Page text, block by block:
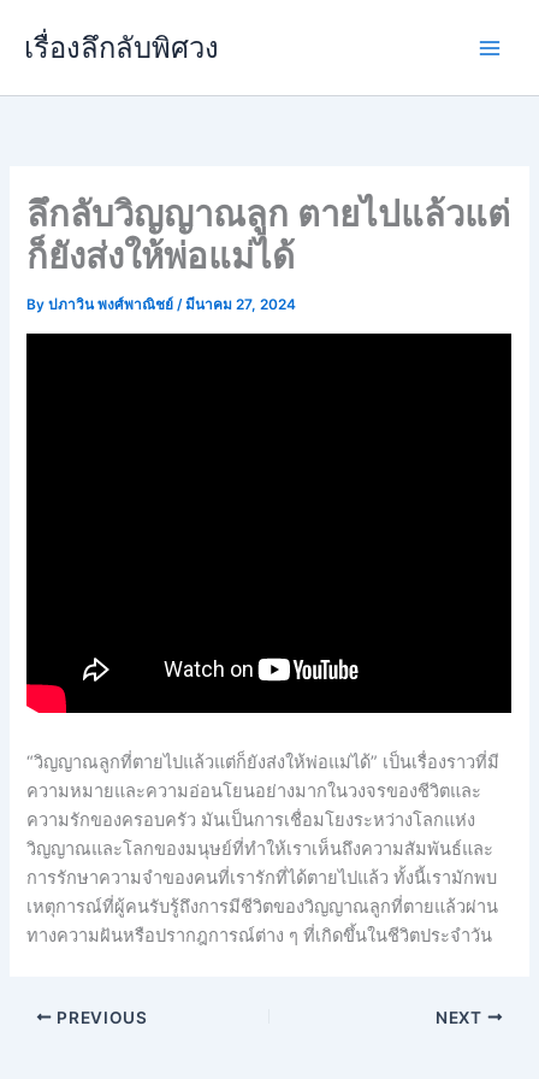
เรื่องลึกลับพิศวง
ลึกลับวิญญาณลูก ตายไปแล้วแต่
ก็ยังส่งให้พ่อแม่ได้
Byปภาวิน พงศ์พาณิชย์/มีนาคม 27, 2024
“วิญญาณลูกที่ตายไปแล้วแต่ก็ยังส่งให้พ่อแม่ได้” เป็นเรื่องราวที่มี
ความหมายและความอ่อนโยนอย่างมากในวงจรของชีวิตและ
ความรักของครอบครัว มันเป็นการเชื่อมโยงระหว่างโลกแห่ง
วิญญาณและโลกของมนุษย์ที่ทำให้เราเห็นถึงความสัมพันธ์และ
การรักษาความจำของคนที่เรารักที่ได้ตายไปแล้ว ทั้งนี้เรามักพบ
เหตุการณ์ที่ผู้คนรับรู้ถึงการมีชีวิตของวิญญาณลูกที่ตายแล้วผ่าน
ทางความฝันหรือปรากฎการณ์ต่าง ๆ ที่เกิดขึ้นในชีวิตประจำวัน
PREVIOUS NEXT